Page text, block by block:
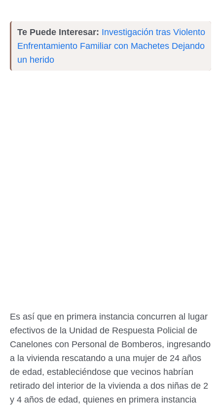
Te Puede Interesar: Investigación tras Violento
Enfrentamiento Familiar con Machetes Dejando
un herido
Es así que en primera instancia concurren al lugar
efectivos de la Unidad de Respuesta Policial de
Canelones con Personal de Bomberos, ingresando
a la vivienda rescatando a una mujer de 24 años
de edad, estableciéndose que vecinos habrían
retirado del interior de la vivienda a dos niñas de 2
y 4 años de edad, quienes en primera instancia